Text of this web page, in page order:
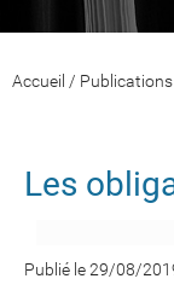
Accueil / Publications
Les
Publié le 29/08/